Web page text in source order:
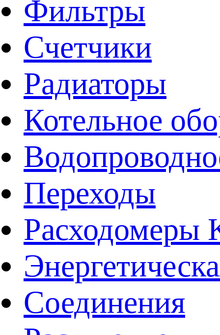
Фильтры
Счетчики
Радиаторы
Котельное
Переходы
Расходомеры
Соединения